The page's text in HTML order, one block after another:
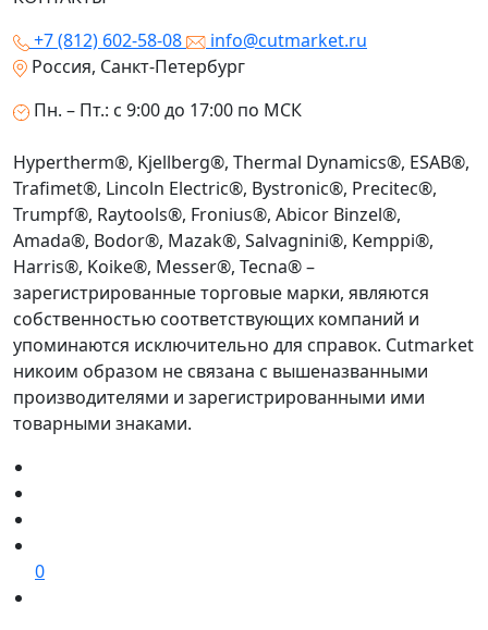
+7 (812) 602-58-08
info@cutmarket.ru
Россия, Санкт-Петербург
Пн. – Пт.: с 9:00 до 17:00 по МСК
Hypertherm®, Kjellberg®, Thermal Dynamics®, ESAB®,
Trafimet®, Lincoln Electric®, Bystronic®, Precitec®,
Trumpf®, Raytools®, Fronius®, Abicor Binzel®,
Amada®, Bodor®, Mazak®, Salvagnini®, Kemppi®,
Harris®, Koike®, Messer®, Tecna® –
зарегистрированные торговые марки, являются
собственностью соответствующих компаний и
упоминаются исключительно для справок. Cutmarket
никоим образом не связана с вышеназванными
производителями и зарегистрированными ими
товарными знаками.
0